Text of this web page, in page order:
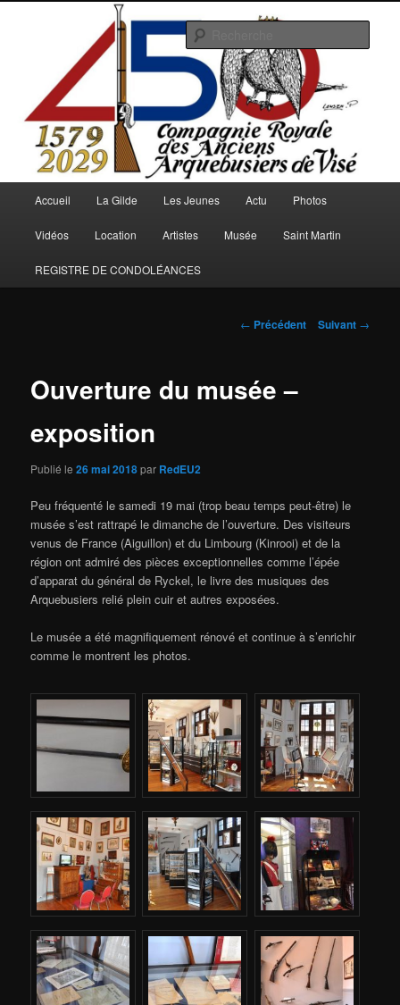
Arquebusiers.eu
Accueil La Gilde Les Jeunes Actu Photos
Vidéos Location Artistes Musée Saint Martin
REGISTRE DE CONDOLÉANCES
Navigation
← Précédent Suivant →
Ouverture du musée –
exposition
Publié le26 mai 2018par RedEU2
Peu fréquenté le samedi 19 mai (trop beau temps peut-être) le
musée s’est rattrapé le dimanche de l’ouverture. Des visiteurs
venus de France (Aiguillon) et du Limbourg (Kinrooi) et de la
région ont admiré des pièces exceptionnelles comme l’épée
d’apparat du général de Ryckel, le livre des musiques des
Arquebusiers relié plein cuir et autres exposées.
Le musée a été magnifiquement rénové et continue à s’enrichir
comme le montrent les photos.